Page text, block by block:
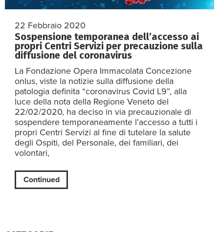
22 Febbraio 2020
Sospensione temporanea dell’accesso ai
propri Centri Servizi per precauzione sulla
diffusione del coronavirus
La Fondazione Opera Immacolata Concezione
onlus, viste la notizie sulla diffusione della
patologia definita “coronavirus Covid L9”, alla
luce della nota della Regione Veneto del
22/02/2020, ha deciso in via precauzionale di
sospendere temporaneamente l’accesso a tutti i
propri Centri Servizi al fine di tutelare la salute
degli Ospiti, del Personale, dei familiari, dei
volontari,
Continued